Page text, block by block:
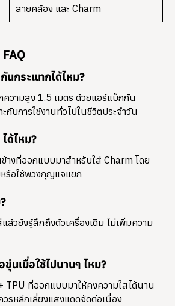
สายคล้อง และ Charm
นกระแทกได้ไหม?
วามสูง 1.5 เมตร ด้วยแอร์แบ็กกัน
กับการใช้งานทั่วไปในชีวิตประจำวัน
ด้ไหม?
างที่ออกแบบมาสำหรับใส่ Charm โดย
หรือใช้พวงกุญแจแยก
ล้วยังรู้สึกถึงตัวเครื่องเดิม ไม่เพิ่มความ
ขุ่นเมื่อใช้ไปนานๆ ไหม?
TPU ที่ออกแบบมาให้คงความใสได้นาน
รหลีกเลี่ยงแสงแดดจัดต่อเนื่อง